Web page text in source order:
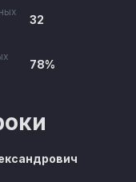
32
78%